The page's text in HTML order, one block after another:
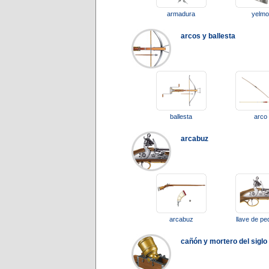
armadura yelmo
arcos y ballesta
ballesta arco
arcabuz
arcabuz llave de
cañón y mortero del siglo